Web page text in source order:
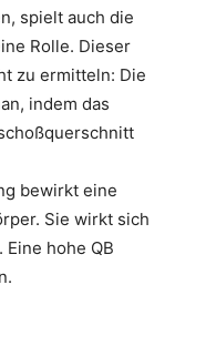
spielt auch die
Rolle. Dieser
zu ermitteln: Die
indem das
bewirkt eine
Sie wirkt sich
Eine hohe QB